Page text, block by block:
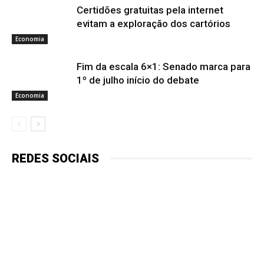
Economia
Certidões gratuitas pela internet
evitam a exploração dos cartórios
Economia
Fim da escala 6×1: Senado marca para
1º de julho início do debate
REDES SOCIAIS